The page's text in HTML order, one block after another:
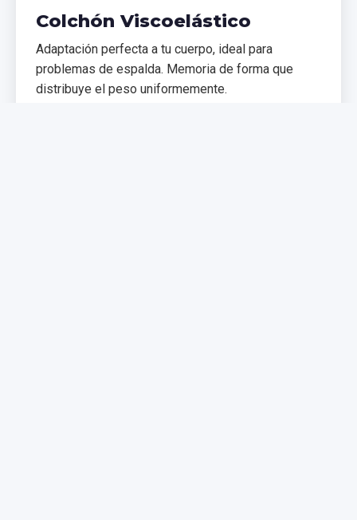
Colchón Viscoelástico
Adaptación perfecta a tu cuerpo, ideal para
problemas de espalda. Memoria de forma que
distribuye el peso uniformemente.